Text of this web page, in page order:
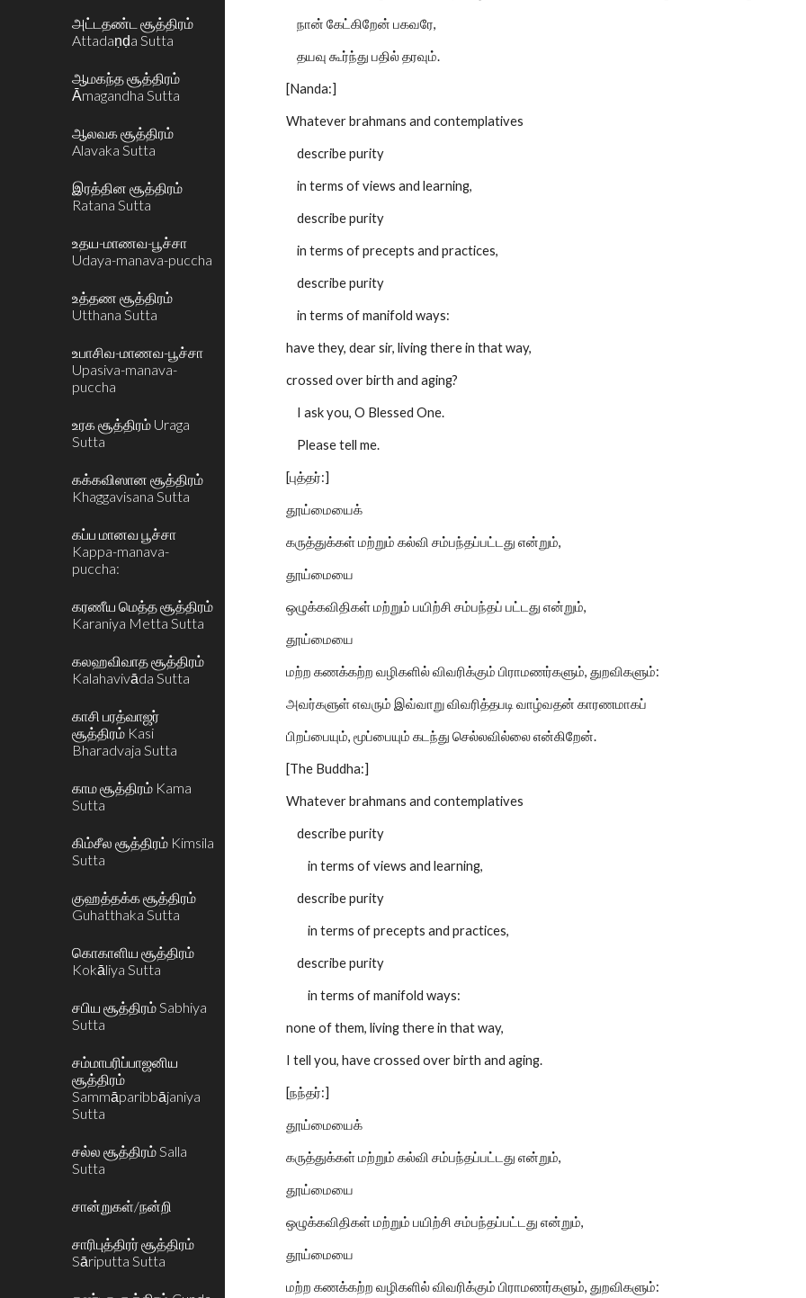
அட்டதண்ட சூத்திரம்
Attadaṇḍa Sutta
ஆமகந்த சூத்திரம்
Āmagandha Sutta
ஆலவக சூத்திரம்
Alavaka Sutta
இரத்தின சூத்திரம்
Ratana Sutta
உதய-மாணவ-பூச்சா
Udaya-manava-puccha
உத்தண சூத்திரம்
Utthana Sutta
உபாசிவ-மாணவ-பூச்சா
Upasiva-manava-
puccha
உரக சூத்திரம் Uraga
Sutta
கக்கவிஸான சூத்திரம்
Khaggavisana Sutta
கப்ப மானவ பூச்சா
Kappa-manava-
puccha:
கரணீய மெத்த சூத்திரம்
Karaniya Metta Sutta
கலஹவிவாத சூத்திரம்
Kalahavivāda Sutta
காசி பரத்வாஜர்
சூத்திரம் Kasi
Bharadvaja Sutta
காம சூத்திரம் Kama
Sutta
கிம்சீல சூத்திரம் Kimsila
Sutta
குஹத்தக்க சூத்திரம்
Guhatthaka Sutta
கொகாளிய சூத்திரம்
Kokāliya Sutta
சபிய சூத்திரம் Sabhiya
Sutta
சம்மாபரிப்பாஜனிய
சூத்திரம்
Sammāparibbājaniya
Sutta
சல்ல சூத்திரம் Salla
Sutta
சான்றுகள்/நன்றி
சாரிபுத்திரர் சூத்திரம்
Sāriputta Sutta
நான் கேட்கிறேன் பகவரே,
தயவு கூர்ந்து பதில் தரவும்.
[Nanda:]
Whatever brahmans and contemplatives
describe purity
in terms of views and learning,
describe purity
in terms of precepts and practices,
describe purity
in terms of manifold ways:
have they, dear sir, living there in that way,
crossed over birth and aging?
I ask you, O Blessed One.
Please tell me.
[புத்தர்:]
தூய்மையைக்
கருத்துக்கள் மற்றும் கல்வி சம்பந்தப்பட்டது என்றும்,
தூய்மையை
ஒழுக்கவிதிகள் மற்றும் பயிற்சி சம்பந்தப் பட்டது என்றும்,
தூய்மையை
மற்ற கணக்கற்ற வழிகளில் விவரிக்கும் பிராமணர்களும், துறவிகளும்:
அவர்களுள் எவரும் இவ்வாறு விவரித்தபடி வாழ்வதன் காரணமாகப்
பிறப்பையும், மூப்பையும் கடந்து செல்லவில்லை என்கிறேன்.
[The Buddha:]
Whatever brahmans and contemplatives
describe purity
in terms of views and learning,
describe purity
in terms of precepts and practices,
describe purity
in terms of manifold ways:
none of them, living there in that way,
I tell you, have crossed over birth and aging.
[நந்தர்:]
தூய்மையைக்
கருத்துக்கள் மற்றும் கல்வி சம்பந்தப்பட்டது என்றும்,
தூய்மையை
ஒழுக்கவிதிகள் மற்றும் பயிற்சி சம்பந்தப்பட்டது என்றும்,
தூய்மையை
மற்ற கணக்கற்ற வழிகளில் விவரிக்கும் பிராமணர்களும், துறவிகளும்: